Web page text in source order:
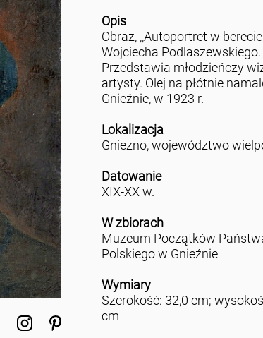
Opis
Obraz, ,,Autoportret w
Wojciecha Podlaszewskiego.
Przedstawia młodzieńczy
artysty. Olej na płótnie
Gnieźnie, w 1923 r.
Lokalizacja
Gniezno, województwo
Datowanie
XIX-XX w.
W zbiorach
Muzeum Początków
Polskiego w Gnieźnie
Wymiary
Szerokość: 32,0 cm;
cm